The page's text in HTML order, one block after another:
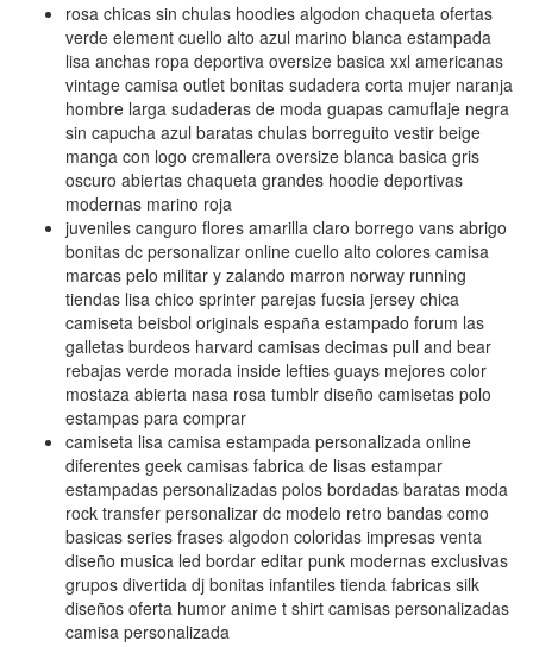
rosa chicas sin chulas hoodies algodon chaqueta ofertas
verde element cuello alto azul marino blanca estampada
lisa anchas ropa deportiva oversize basica xxl americanas
vintage camisa outlet bonitas sudadera corta mujer naranja
hombre larga sudaderas de moda guapas camuflaje negra
sin capucha azul baratas chulas borreguito vestir beige
manga con logo cremallera oversize blanca basica gris
oscuro abiertas chaqueta grandes hoodie deportivas
modernas marino roja
juveniles canguro flores amarilla claro borrego vans abrigo
bonitas dc personalizar online cuello alto colores camisa
marcas pelo militar y zalando marron norway running
tiendas lisa chico sprinter parejas fucsia jersey chica
camiseta beisbol originals españa estampado forum las
galletas burdeos harvard camisas decimas pull and bear
rebajas verde morada inside lefties guays mejores color
mostaza abierta nasa rosa tumblr diseño camisetas polo
estampas para comprar
camiseta lisa camisa estampada personalizada online
diferentes geek camisas fabrica de lisas estampar
estampadas personalizadas polos bordadas baratas moda
rock transfer personalizar dc modelo retro bandas como
basicas series frases algodon coloridas impresas venta
diseño musica led bordar editar punk modernas exclusivas
grupos divertida dj bonitas infantiles tienda fabricas silk
diseños oferta humor anime t shirt camisas personalizadas
camisa personalizada